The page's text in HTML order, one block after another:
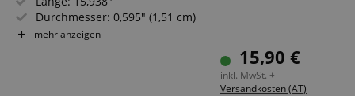
Durchmesser: 0,595" (1,51 cm)
Spitze: Holz, eichelförmig
mehr anzeigen
15,90 €
inkl. MwSt. +
Versandkosten (AT)